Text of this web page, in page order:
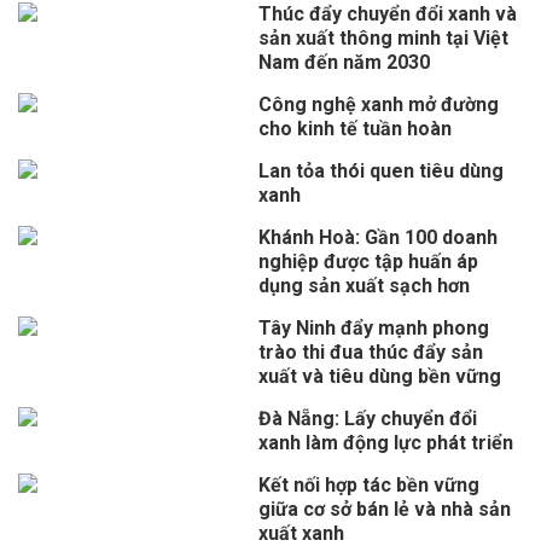
Thúc đẩy chuyển đổi xanh và
sản xuất thông minh tại Việt
Nam đến năm 2030
Công nghệ xanh mở đường
cho kinh tế tuần hoàn
Lan tỏa thói quen tiêu dùng
xanh
Khánh Hoà: Gần 100 doanh
nghiệp được tập huấn áp
dụng sản xuất sạch hơn
Tây Ninh đẩy mạnh phong
trào thi đua thúc đẩy sản
xuất và tiêu dùng bền vững
Đà Nẵng: Lấy chuyển đổi
xanh làm động lực phát triển
Kết nối hợp tác bền vững
giữa cơ sở bán lẻ và nhà sản
xuất xanh